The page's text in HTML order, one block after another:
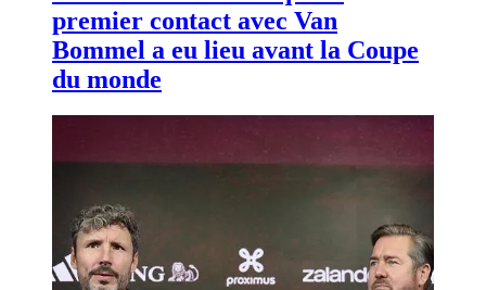
premier contact avec Van
Bommel a eu lieu avant la Coupe
du monde